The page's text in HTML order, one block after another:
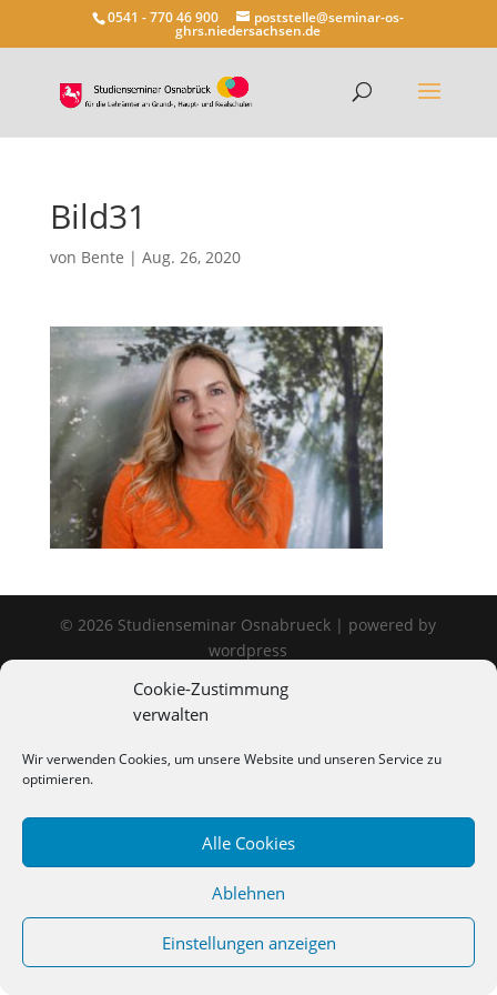
Cookie-Zustimmung
verwalten
Wir verwenden Cookies, um unsere Website und unseren Service zu
optimieren.
Alle Cookies
Ablehnen
Einstellungen anzeigen
0541 - 770 46 900 poststelle@seminar-os-
ghrs.niedersachsen.de
Bild31
von Bente | Aug. 26, 2020
© 2026 Studienseminar Osnabrueck | powered by
wordpress